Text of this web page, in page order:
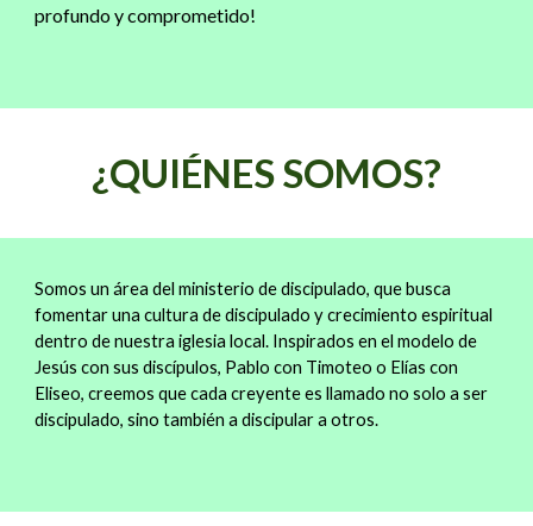
profundo y comprometido!
¿QUIÉNES SOMOS?
Somos un área del ministerio de discipulado, que busca
fomentar una cultura de discipulado y crecimiento espiritual
dentro de nuestra iglesia local. Inspirados en el modelo de
Jesús con sus discípulos, Pablo con Timoteo o Elías con
Eliseo, creemos que cada creyente es llamado no solo a ser
discipulado, sino también a discipular a otros.